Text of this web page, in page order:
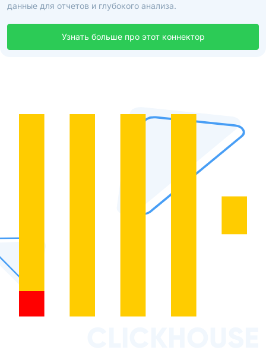
данные для отчетов и глубокого анализа.
Узнать больше про этот коннектор